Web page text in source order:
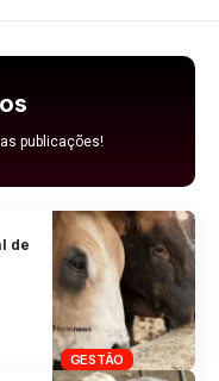
publicações!
GESTÃO
de